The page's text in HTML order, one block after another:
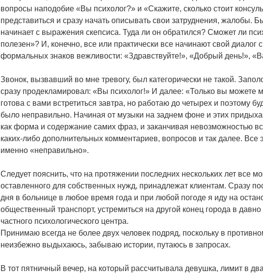
вопросы наподобие «Вы психолог?» и «Скажите, сколько стоит
представиться и сразу начать описывать свои затруднения, жалобы.
начинает с выражения скепсиса. Туда ли он обратился? Сможет ли
полезен»? И, конечно, все или практически все начинают свой диалог
формальных знаков вежливости: «Здравствуйте!», «Добрый день!»,
Звонок, вызвавший во мне тревогу, был категорически не такой.
сразу продекламировал: «Вы психолог!» И далее: «Только вы можете
готова с вами встретиться завтра, но работаю до четырех и поэтому
было неправильно. Начиная от музыки на заднем фоне и этих
как форма и содержание самих фраз, и заканчивая невозможностью
каких-либо дополнительных комментариев, вопросов и так далее.
именно «неправильно».
Следует пояснить, что на протяжении последних нескольких лет все
оставленного для собственных нужд, принадлежат клиентам. Сразу
дня в больнице в любое время года и при любой погоде я иду на
общественный транспорт, устремиться на другой конец города в
частного психологического центра.
Принимаю всегда не более двух человек подряд, поскольку в
неизбежно выдыхаюсь, забываю истории, путаюсь в запросах.
В тот пятничный вечер, на который рассчитывала девушка, лимит в